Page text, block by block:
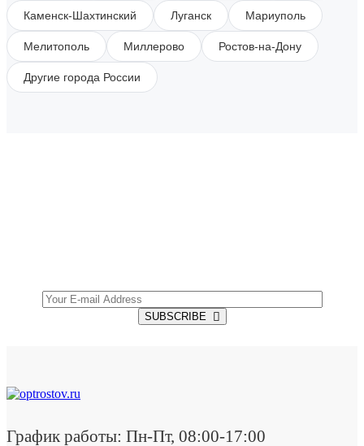
Каменск-Шахтинский Луганск Мариуполь
Мелитополь Миллерово Ростов-на-Дону
Другие города России
SUBSCRIBE
График работы: Пн-Пт, 08:00-17:00